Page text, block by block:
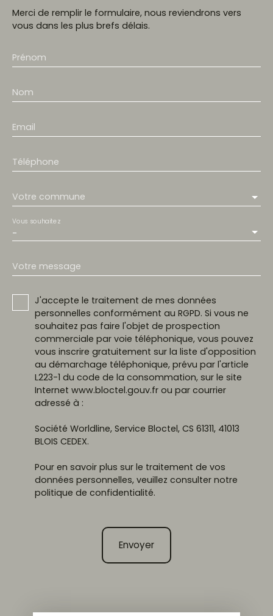
Merci de remplir le formulaire, nous reviendrons vers
vous dans les plus brefs délais.
Prénom
Nom
Email
Téléphone
Votre commune
-
Vous souhaitez
Votre message
J'accepte le traitement de mes données
personnelles conformément au RGPD. Si vous ne
souhaitez pas faire l'objet de prospection
commerciale par voie téléphonique, vous pouvez
vous inscrire gratuitement sur la liste d'opposition
au démarchage téléphonique, prévu par l'article
L223-1 du code de la consommation, sur le site
Internet www.bloctel.gouv.fr ou par courrier
adressé à :
Société Worldline, Service Bloctel, CS 61311, 41013
BLOIS CEDEX.
Pour en savoir plus sur le traitement de vos
données personnelles, veuillez consulter notre
politique de confidentialité.
Envoyer